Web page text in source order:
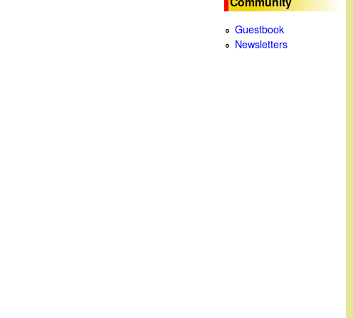
Guestbook
Newsletters